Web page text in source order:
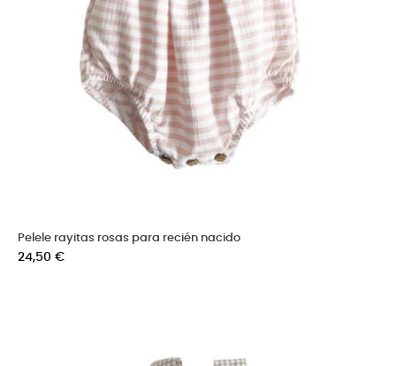
Pelele rayitas rosas para recién nacido
Precio
24,50 €